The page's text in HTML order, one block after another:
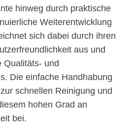
hinweg durch praktische
Weiterentwicklung
sich dabei durch ihren
aus und
Qualitäts- und
Die einfache Handhabung
schnellen Reinigung und
hohen Grad an
bei.